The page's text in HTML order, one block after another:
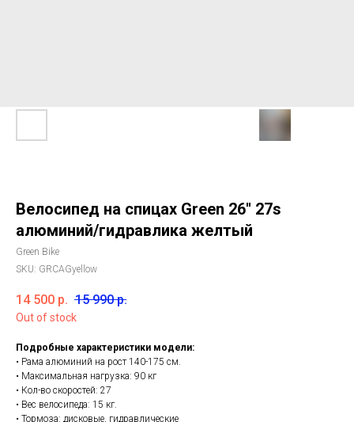
Велосипед на спицах Green 26'' 27s
алюминий/гидравлика желтый
Green Bike
SKU: GRCAGyellow
14 500 р. 15 990 р.
Out of stock
Подробные характеристики модели:
• Рама алюминий на рост 140-175 см.
• Максимальная нагрузка: 90 кг
• Кол-во скоростей: 27
• Вес велосипеда: 15 кг.
• Тормоза: дисковые, гидравлические